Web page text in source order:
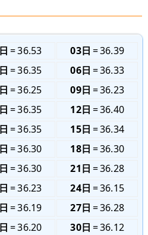
36.53 03日
36.39
36.35 06日
36.33
36.25 09日
36.23
36.35 12日
36.40
36.35 15日
36.34
36.30 18日
36.30
36.30 21日
36.28
36.23 24日
36.15
36.19 27日
36.28
36.20 30日
36.12